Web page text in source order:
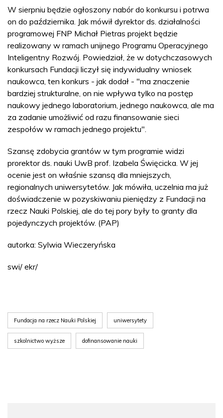
W sierpniu będzie ogłoszony nabór do konkursu i potrwa
on do października. Jak mówił dyrektor ds. działalności
programowej FNP Michał Pietras projekt będzie
realizowany w ramach unijnego Programu Operacyjnego
Inteligentny Rozwój. Powiedział, że w dotychczasowych
konkursach Fundacji liczył się indywidualny wniosek
naukowca, ten konkurs - jak dodał - "ma znaczenie
bardziej strukturalne, on nie wpływa tylko na postęp
naukowy jednego laboratorium, jednego naukowca, ale ma
za zadanie umożliwić od razu finansowanie sieci
zespołów w ramach jednego projektu".
Szansę zdobycia grantów w tym programie widzi
prorektor ds. nauki UwB prof. Izabela Święcicka. W jej
ocenie jest on właśnie szansą dla mniejszych,
regionalnych uniwersytetów. Jak mówiła, uczelnia ma już
doświadczenie w pozyskiwaniu pieniędzy z Fundacji na
rzecz Nauki Polskiej, ale do tej pory były to granty dla
pojedynczych projektów. (PAP)
autorka: Sylwia Wieczeryńska
swi/ ekr/
Fundacja na rzecz Nauki Polskiej uniwersytety
szkolnictwo wyższe dofinansowanie nauki